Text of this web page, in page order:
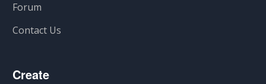
Forum
Contact Us
Create